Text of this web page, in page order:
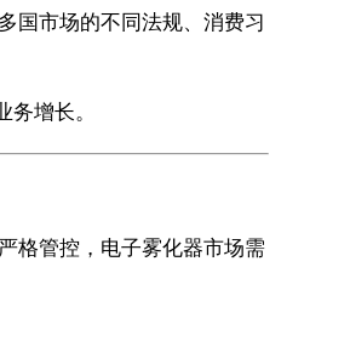
国市场的不同法规、消费习
增长。
格管控，电子雾化器市场需